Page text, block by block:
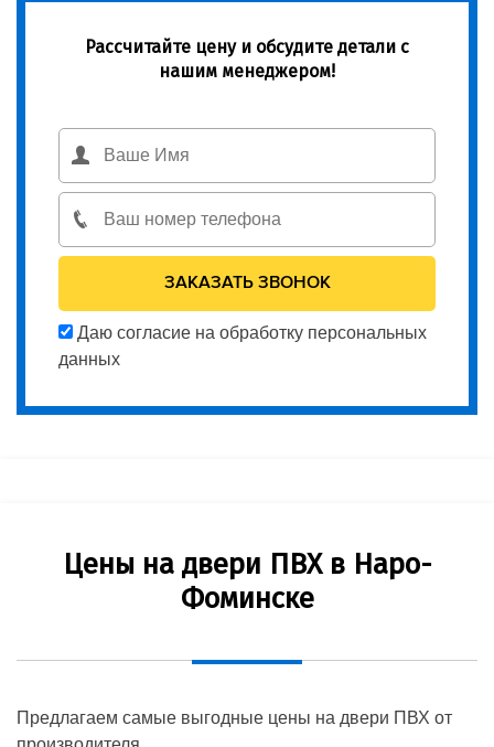
Рассчитайте цену и обсудите детали с
нашим менеджером!
Даю согласие на обработку персональных
данных
Цены на двери ПВХ в Наро-
Фоминске
Предлагаем самые выгодные цены на двери ПВХ от